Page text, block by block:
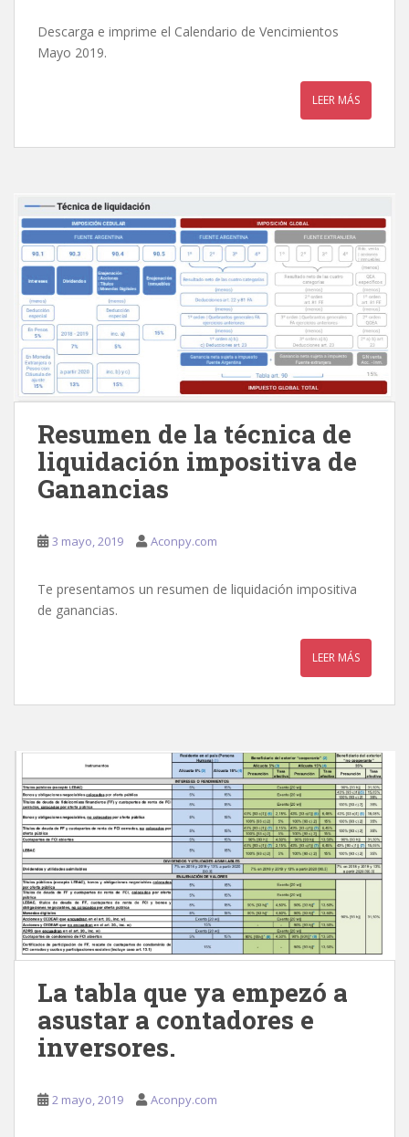
Descarga e imprime el Calendario de Vencimientos
Mayo 2019.
LEER MÁS
Resumen de la técnica de
liquidación impositiva de
Ganancias
3 mayo, 2019 Aconpy.com
Te presentamos un resumen de liquidación impositiva
de ganancias.
LEER MÁS
La tabla que ya empezó a
asustar a contadores e
inversores.
2 mayo, 2019 Aconpy.com